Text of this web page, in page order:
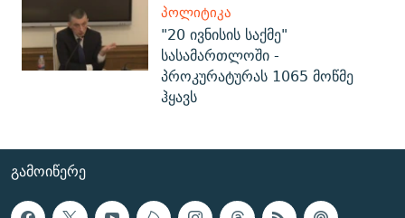
ᲞᲝᲚᲘᲢᲘᲙᲐ
"20 ივნისის საქმე"
სასამართლოში -
პროკურატურას 1065 მოწმე
ჰყავს
ᲒᲐᲛᲝᲘᲬᲔᲠᲔ